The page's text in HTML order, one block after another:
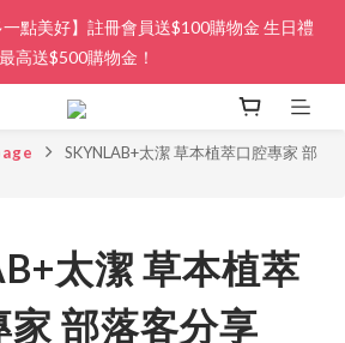
一點美好】註冊會員送$100購物金 生日禮
最高送$500購物金！
SKYNLAB+太潔 草本植萃口腔專家 部
太潔 草本植萃
家 部落客分享